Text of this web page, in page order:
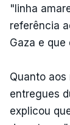
"linha
referência
Gaza e
Quanto
entregues
explicou